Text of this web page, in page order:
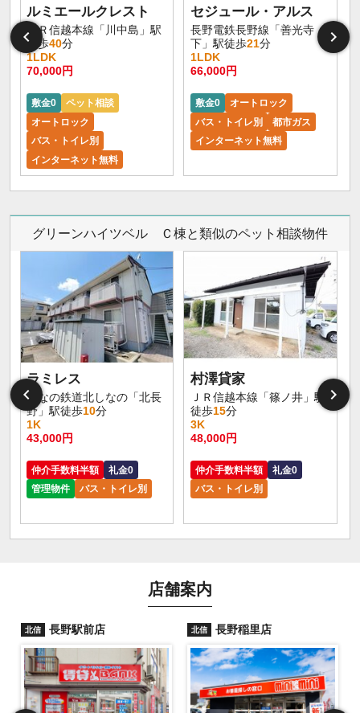
ルミエールクレスト
ＪＲ信越本線「川中島」駅
徒歩40分
1LDK
70,000円
敷金0
ペット相談
オートロック
バス・トイレ別
インターネット無料
セジュール・アルス
長野電鉄長野線「善光寺
下」駅徒歩21分
1LDK
66,000円
敷金0
オートロック
バス・トイレ別
都市ガス
インターネット無料
グリーンハイツベル Ｃ棟と類似のペット相談物件
ラミレス
しなの鉄道北しなの「北長
野」駅徒歩10分
1K
43,000円
仲介手数料半額
礼金0
管理物件
バス・トイレ別
村澤貸家
ＪＲ信越本線「篠ノ井」駅
徒歩15分
3K
48,000円
仲介手数料半額
礼金0
バス・トイレ別
店舗案内
北信 長野駅前店 北信 長野稲里店